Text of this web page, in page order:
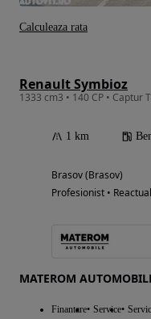
Renault Symbioz
1333 cm3 • 140 CP • Captur
1 km
Brasov (Brasov)
Profesionist •
MATEROM
Finantare Service
Calculeaza rata